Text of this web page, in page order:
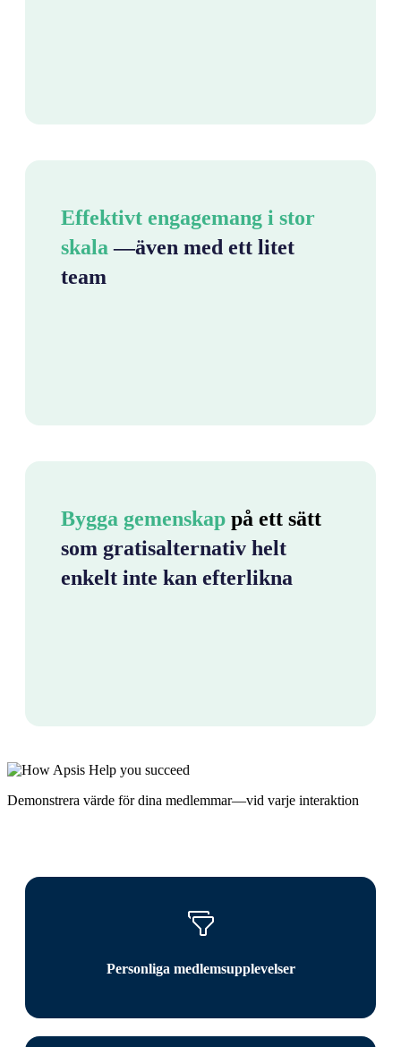
Effektivt engagemang i stor
skala —även med ett litet
team
Bygga gemenskap på ett sätt
som gratisalternativ helt
enkelt inte kan efterlikna
Demonstrera värde för dina medlemmar—vid varje interaktion
Personliga medlemsupplevelser